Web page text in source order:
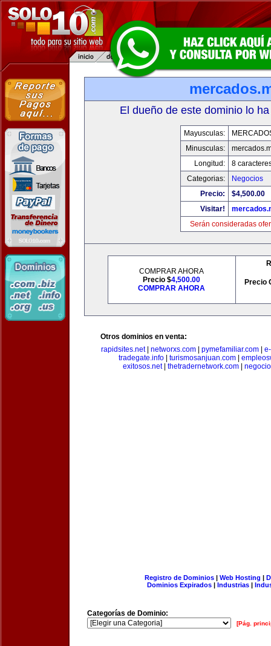
El dueño de este dominio lo
Mayusculas:
Minusculas:
Longitud:
8
Categorias:
Negocios
Precio:
$4,500.00
Visitar!
Serán consideradas
COMPRAR AHORA
Precio $4,500.00
COMPRAR AHORA
Precio
Otros dominios en venta:
rapidsites.net| networxs.com| pymefamiliar.com|
tradegate.info| turismosanjuan.com|
exitosos.net| thetradernetwork.com|
Registro de Dominios| Web Hosting |
Dominios Expirados | Industrias |
Categorías de Dominio:
[Pág.